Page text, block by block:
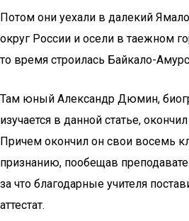
Потом они уехали в далекий
округ России и осели в таежном
то время строилась Байкало-
Там юный Александр Дюмин,
изучается в данной статье,
Причем окончил он свои восемь
признанию, пообещав
за что благодарные учителя
аттестат.